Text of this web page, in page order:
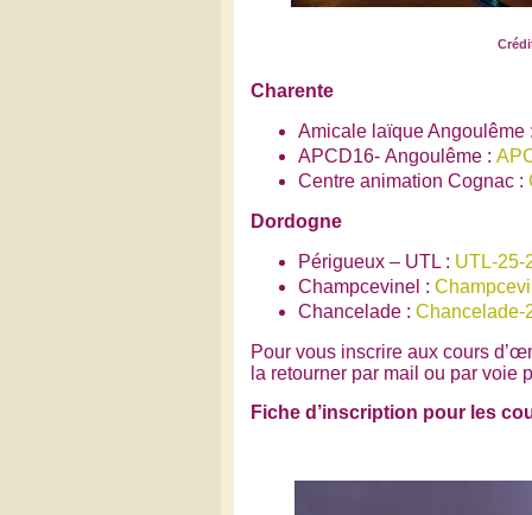
Charente
Amicale laïque Angoulême
APCD16- Angoulême :
Centre animation Cognac :
Dordogne
Périgueux – UTL : UTL-25-
Champcevinel :
Chancelade : Chancelade-
Pour vous inscrire aux cours
la retourner par mail ou par voie
Fiche d’inscription pour les